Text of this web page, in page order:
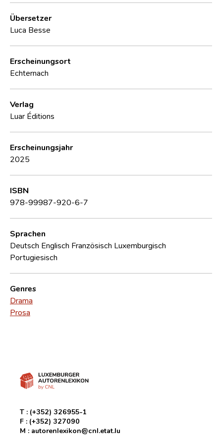
Übersetzer
Luca Besse
Erscheinungsort
Echternach
Verlag
Luar Éditions
Erscheinungsjahr
2025
ISBN
978-99987-920-6-7
Sprachen
Deutsch Englisch Französisch Luxemburgisch
Portugiesisch
Genres
Drama
Prosa
T : (+352) 326955-1
F : (+352) 327090
M : autorenlexikon@cnl.etat.lu